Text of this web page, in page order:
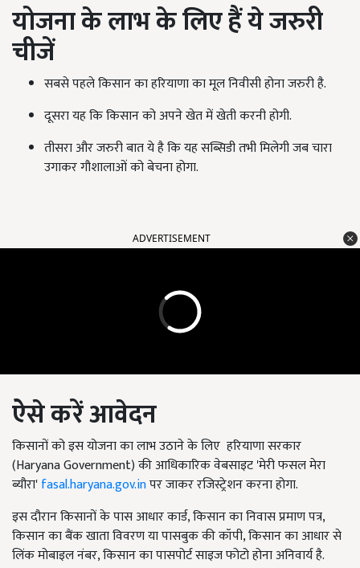
योजना के लाभ के लिए हैं ये जरुरी
चीजें
सबसे पहले किसान का हरियाणा का मूल निवीसी होना जरुरी है.
दूसरा यह कि किसान को अपने खेत में खेती करनी होगी.
तीसरा और जरुरी बात ये है कि यह सब्सिडी तभी मिलेगी जब चारा
उगाकर गौशालाओं को बेचना होगा.
ADVERTISEMENT
ऐसे करें आवेदन
किसानों को इस योजना का लाभ उठाने के लिए हरियाणा सरकार
(Haryana Government) की आधिकारिक वेबसाइट 'मेरी फसल मेरा
ब्यौरा'fasal.haryana.gov.inपर जाकर रजिस्ट्रेशन करना होगा.
इस दौरान किसानों के पास आधार कार्ड, किसान का निवास प्रमाण पत्र,
किसान का बैंक खाता विवरण या पासबुक की कॉपी, किसान का आधार से
लिंक मोबाइल नंबर, किसान का पासपोर्ट साइज फोटो होना अनिवार्य है.